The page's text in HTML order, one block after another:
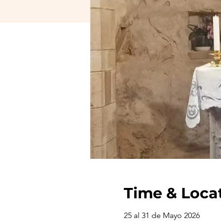
Time &
25 al 31 de Mayo 2026